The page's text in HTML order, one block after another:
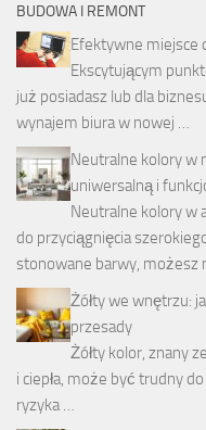
BUDOWA I REMONT
Efektywne miejsce
Ekscytującym
już posiadasz lub dla
wynajem biura w nowej …
Neutralne kolory w
uniwersalną i
Neutralne kolory w
do przyciągnięcia
stonowane barwy, możesz
Żółty we wnętrzu:
przesady
Żółty kolor, znany
i ciepła, może być trudny
ryzyka …